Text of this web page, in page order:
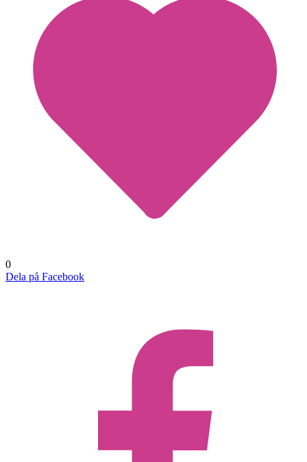
0
Dela på Facebook